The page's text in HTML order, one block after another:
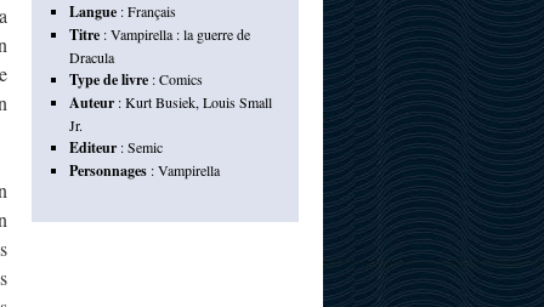
Langue:Français
Titre:Vampirella : la guerre de
Dracula
Type de livre:Comics
Auteur:Kurt Busiek, Louis Small
Jr.
Editeur:Semic
Personnages:Vampirella